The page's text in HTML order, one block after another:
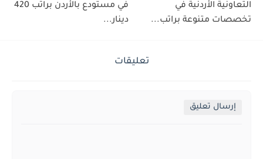
التعاونية الأردنية في
تخصصات متنوعة براتب...
في مستودع بالأردن براتب 420
دينار...
تعليقات
إرسال تعليق